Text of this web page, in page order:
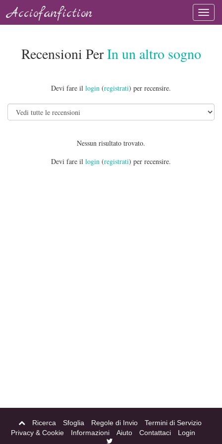
Acciofanfiction
Recensioni PerIn un altro sogno
Devi fare il login (registrati) per recensire.
Nessun risultato trovato.
Devi fare il login (registrati) per recensire.
Ricerca Sfoglia Regole di Invio
Termini di Servizio
Privacy & Cookie
Informazioni Aiuto Contattaci Login